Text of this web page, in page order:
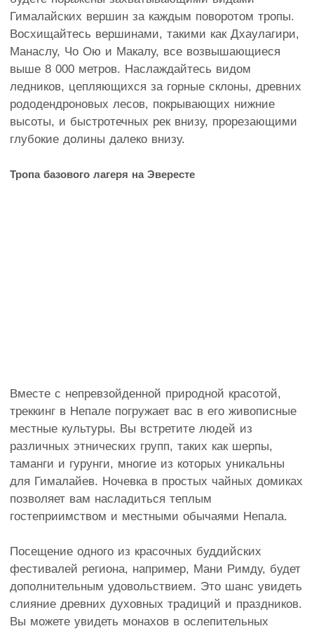
Гималайских вершин за каждым поворотом тропы.
Восхищайтесь вершинами, такими как Дхаулагири,
Манаслу, Чо Ою и Макалу, все возвышающиеся
выше 8 000 метров. Наслаждайтесь видом
ледников, цепляющихся за горные склоны, древних
рододендроновых лесов, покрывающих нижние
высоты, и быстротечных рек внизу, прорезающими
глубокие долины далеко внизу.
Тропа базового лагеря на Эвересте
Вместе с непревзойденной природной красотой,
треккинг в Непале погружает вас в его живописные
местные культуры. Вы встретите людей из
различных этнических групп, таких как шерпы,
таманги и гурунги, многие из которых уникальны
для Гималайев. Ночевка в простых чайных домиках
позволяет вам насладиться теплым
гостеприимством и местными обычаями Непала.
Посещение одного из красочных буддийских
фестивалей региона, например, Мани Римду, будет
дополнительным удовольствием. Это шанс увидеть
слияние древних духовных традиций и праздников.
Вы можете увидеть монахов в ослепительных